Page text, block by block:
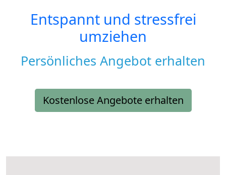
Entspannt und stressfrei
umziehen
Persönliches Angebot erhalten
Kostenlose Angebote erhalten